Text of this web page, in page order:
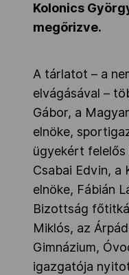
OVEP
Adatbank
Kolonics
megőrizve.
A tárlatot – a
elvágásával –
Gábor, a
elnöke,
ügyekért
Csabai Edvin, a
elnöke, Fábián
Bizottság
Miklós, az
Gimnázium,
igazgatója